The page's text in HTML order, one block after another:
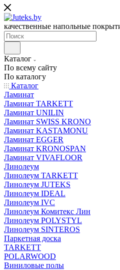
качественные напольные
Каталог
По всему сайту
По каталогу
Каталог
Ламинат
Ламинат TARKETT
Ламинат UNILIN
Ламинат SWISS KRONO
Ламинат KASTAMONU
Ламинат EGGER
Ламинат KRONOSPAN
Ламинат VIVAFLOOR
Линолеум
Линолеум TARKETT
Линолеум JUTEKS
Линолеум IDEAL
Линолеум IVC
Линолеум Комитекс Лин
Линолеум POLYSTYL
Линолеум SINTEROS
Паркетная доска
TARKETT
POLARWOOD
Виниловые полы